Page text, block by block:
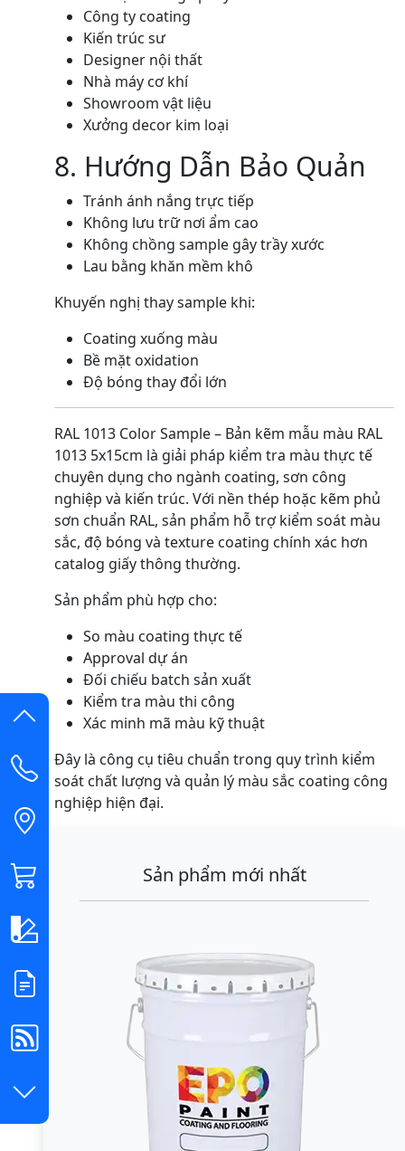
Công ty coating
Kiến trúc sư
Designer nội thất
Nhà máy cơ khí
Showroom vật liệu
Xưởng decor kim loại
8. Hướng Dẫn Bảo Quản
Tránh ánh nắng trực tiếp
Không lưu trữ nơi ẩm cao
Không chồng sample gây trầy xước
Lau bằng khăn mềm khô
Khuyến nghị thay sample khi:
Coating xuống màu
Bề mặt oxidation
Độ bóng thay đổi lớn
RAL 1013 Color Sample – Bản kẽm mẫu màu RAL
1013 5x15cm là giải pháp kiểm tra màu thực tế
chuyên dụng cho ngành coating, sơn công
nghiệp và kiến trúc. Với nền thép hoặc kẽm phủ
sơn chuẩn RAL, sản phẩm hỗ trợ kiểm soát màu
sắc, độ bóng và texture coating chính xác hơn
catalog giấy thông thường.
Sản phẩm phù hợp cho:
So màu coating thực tế
Approval dự án
Đối chiếu batch sản xuất
Kiểm tra màu thi công
Xác minh mã màu kỹ thuật
Đây là công cụ tiêu chuẩn trong quy trình kiểm
soát chất lượng và quản lý màu sắc coating công
nghiệp hiện đại.
Sản phẩm mới nhất